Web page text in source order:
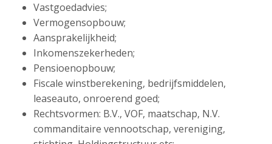
Vastgoedadvies;
Vermogensopbouw;
Aansprakelijkheid;
Inkomenszekerheden;
Pensioenopbouw;
Fiscale winstberekening, bedrijfsmiddelen,
leaseauto, onroerend goed;
Rechtsvormen: B.V., VOF, maatschap, N.V.
commanditaire vennootschap, vereniging,